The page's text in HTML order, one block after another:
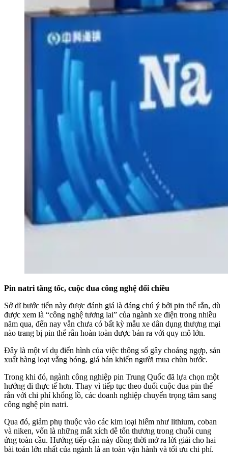
Pin natri tăng tốc, cuộc đua công nghệ đổi chiều
Sở dĩ bước tiến này được đánh giá là đáng chú ý bởi pin thế rắn, dù
được xem là “công nghệ tương lai” của ngành xe điện trong nhiều
năm qua, đến nay vẫn chưa có bất kỳ mẫu xe dân dụng thượng mại
nào trang bị pin thể rắn hoàn toàn được bán ra với quy mô lớn.
Đây là một ví dụ điển hình của việc thông số gây choáng ngợp, sản
xuất hàng loạt vắng bóng, giá bán khiến người mua chùn bước.
Trong khi đó, ngành công nghiệp pin Trung Quốc đã lựa chọn một
hướng đi thực tế hơn. Thay vì tiếp tục theo đuổi cuộc đua pin thể
rắn với chi phí khổng lồ, các doanh nghiệp chuyển trọng tâm sang
công nghệ pin natri.
Qua đó, giảm phụ thuộc vào các kim loại hiếm như lithium, coban
và niken, vốn là những mắt xích dễ tổn thương trong chuỗi cung
ứng toàn cầu. Hướng tiếp cận này đồng thời mở ra lời giải cho hai
bài toán lớn nhất của ngành là an toàn vận hành và tối ưu chi phí.